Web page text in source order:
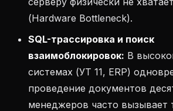
(Hardware Bottleneck).
SQL-трассировка и поиск
взаимоблокировок: В
системах (УТ 11, ERP)
проведение документов
менеджеров часто вызывает